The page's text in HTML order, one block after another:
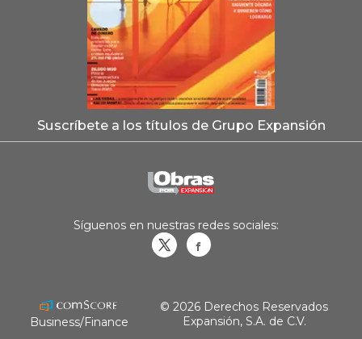
Suscríbete a los títulos de Grupo Expansión
Síguenos en nuestras redes sociales:
Business/Finance
© 2026 Derechos Reservados
Expansión, S.A. de C.V.